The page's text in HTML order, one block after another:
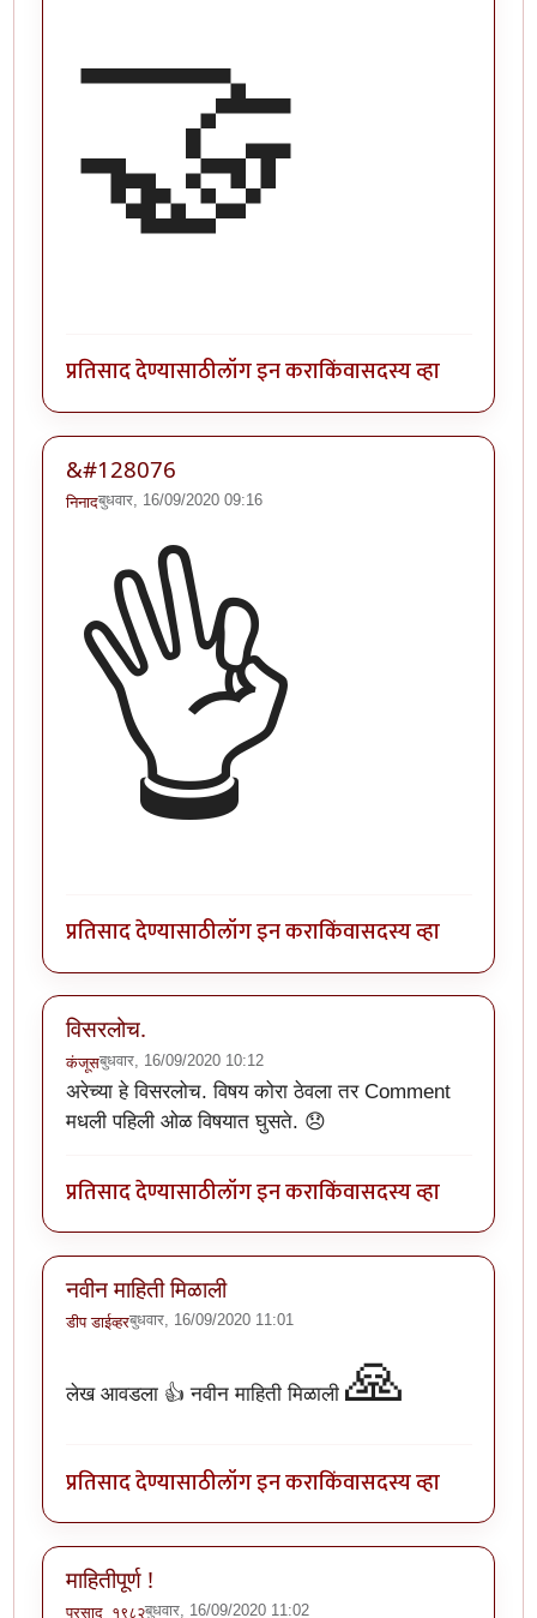
🤝
प्रतिसाद देण्यासाठीलॉग इन कराकिंवासदस्य व्हा
&#128076
निनादबुधवार, 16/09/2020 09:16
👌
प्रतिसाद देण्यासाठीलॉग इन कराकिंवासदस्य व्हा
विसरलोच.
कंजूसबुधवार, 16/09/2020 10:12
अरेच्या हे विसरलोच. विषय कोरा ठेवला तर Comment
मधली पहिली ओळ विषयात घुसते. 😞
प्रतिसाद देण्यासाठीलॉग इन कराकिंवासदस्य व्हा
नवीन माहिती मिळाली
डीप डाईव्हरबुधवार, 16/09/2020 11:01
लेख आवडला 👍 नवीन माहिती मिळाली 🙏
प्रतिसाद देण्यासाठीलॉग इन कराकिंवासदस्य व्हा
माहितीपूर्ण !
प्रसाद_१९८२बुधवार, 16/09/2020 11:02